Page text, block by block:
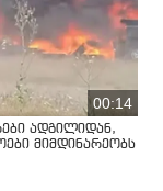
00:14
ადგილიდან,
მიმდინარეობს